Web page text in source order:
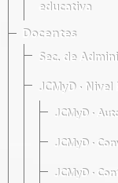
educativa
Docentes
Sec. de
JCMyD ·
JCMyD ·
JCMyD ·
JCMyD ·